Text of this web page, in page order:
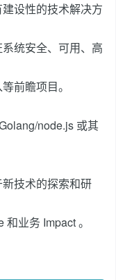
设性的技术解决方
统安全、可用、高
前瞻项目。
node.js 或其
技术的探索和研
业务 Impact 。